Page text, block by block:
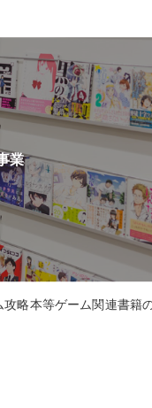
業
略本等ゲーム関連書籍